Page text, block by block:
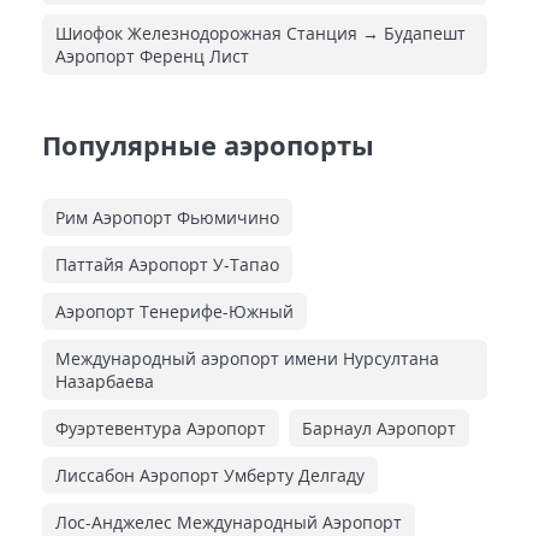
Шиофок Железнодорожная Cтанция → Будапешт
Аэропорт Ференц Лист
Популярные аэропорты
Рим Аэропорт Фьюмичино
Паттайя Аэропорт У-Тапао
Аэропорт Тенерифе-Южный
Международный аэропорт имени Нурсултана
Назарбаева
Фуэртевентура Аэропорт Барнаул Аэропорт
Лиссабон Аэропорт Умберту Делгаду
Лос-Анджелес Международный Аэропорт